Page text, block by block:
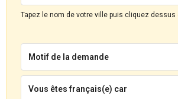
Tapez le nom de votre ville puis cliquez
Motif de la demande
Vous êtes français(e) car